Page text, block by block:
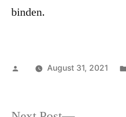
binden.
PostedAugust 31, 2021